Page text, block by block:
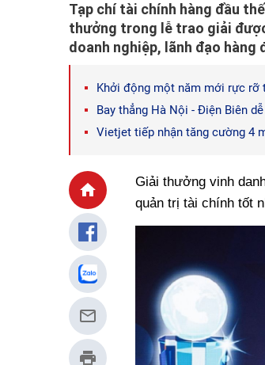
Tạp chí tài chính hàng đầu
thưởng trong lễ trao giải
doanh nghiệp, lãnh đạo
Khởi động một năm mới rực rỡ
Bay thẳng Hà Nội - Điện Biên
Vietjet tiếp nhận tăng cường 4
Giải thưởng vinh
quản trị tài chính tốt